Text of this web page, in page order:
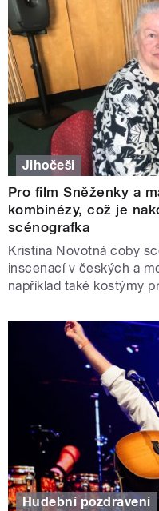
Jihočeši
Pro film Sněženky a
kombinézy, což je
scénografka
Kristina Novotná coby
inscenací v českých a
například také kostýmy
Hudební pozdravení